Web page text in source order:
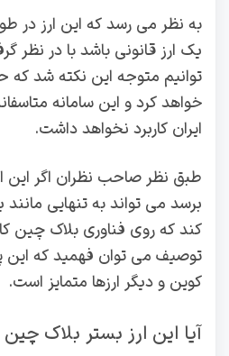
به نظر می رسد که این ارز در
یک ارز قانونی باشد با در نظر
توانیم متوجه این نکته شد که
خواهد کرد و این سامانه
ایران کاربرد نخواهد داشت.
طبق نظر صاحب نظران اگر این
برسد می تواند به تنهایی
کند که روی فناوری بلاک چین
توصیف می توان فهمید که این
کوین و دیگر ارزها متمایز است.
آیا این ارز بستر بلاک